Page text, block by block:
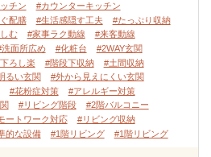
チン
#カウンターキッチン
配膳 #生活感隠す工夫
#たっぷり収納
む #家事ラク動線
#来客動線
洗面所広め #化粧台
#2WAY玄関
ろし楽 #階段下収納
#土間収納
るい玄関
#外から見えにくい玄関
#花粉症対策
#アレルギー対策
#リビング階段
#2階バルコニー
ートワーク対応
#リビング収納
的な設備 #1階リビング #1階リビング